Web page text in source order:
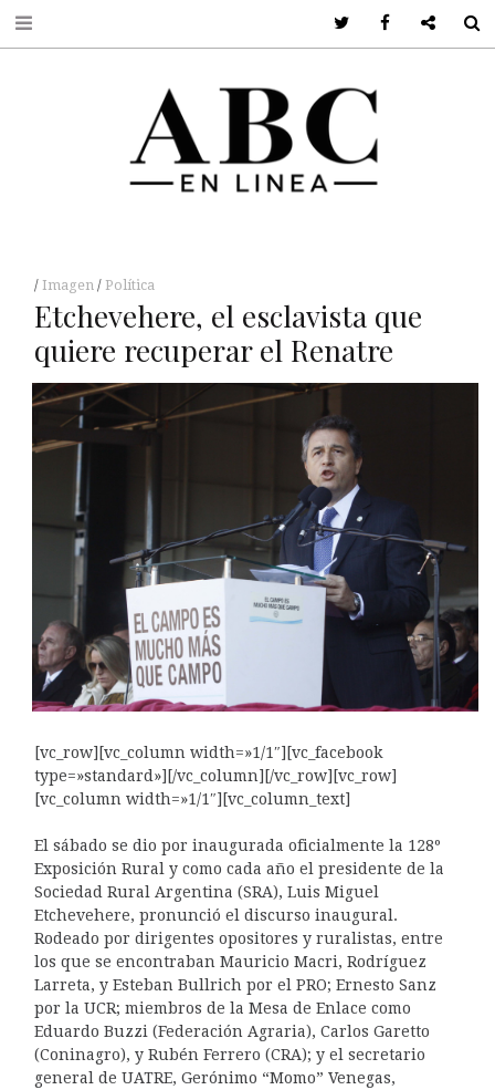
Imagen Política
Etchevehere, el esclavista que
quiere recuperar el Renatre
[vc_row][vc_column width=»1/1″][vc_facebook
type=»standard»][/vc_column][/vc_row][vc_row]
[vc_column width=»1/1″][vc_column_text]
El sábado se dio por inaugurada oficialmente la 128º
Exposición Rural y como cada año el presidente de la
Sociedad Rural Argentina (SRA), Luis Miguel
Etchevehere, pronunció el discurso inaugural.
Rodeado por dirigentes opositores y ruralistas, entre
los que se encontraban Mauricio Macri, Rodríguez
Larreta, y Esteban Bullrich por el PRO; Ernesto Sanz
por la UCR; miembros de la Mesa de Enlace como
Eduardo Buzzi (Federación Agraria), Carlos Garetto
(Coninagro), y Rubén Ferrero (CRA); y el secretario
general de UATRE, Gerónimo “Momo” Venegas,
Twitter FacebookGoogle +